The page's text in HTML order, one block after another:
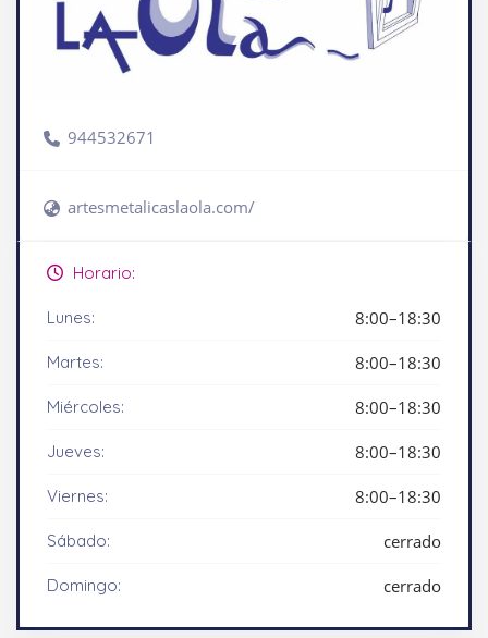
944532671
artesmetalicaslaola.com/
Horario:
Lunes: 8:00–18:30
Martes: 8:00–18:30
Miércoles: 8:00–18:30
Jueves: 8:00–18:30
Viernes: 8:00–18:30
Sábado: cerrado
Domingo: cerrado